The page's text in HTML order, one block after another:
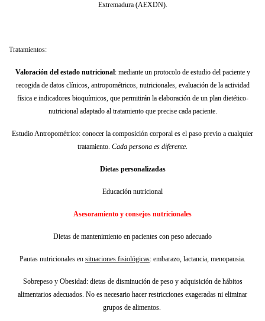
Extremadura (AEXDN).
Tratamientos:
Valoración del estado nutricional: mediante un protocolo de estudio del paciente y
recogida de datos clínicos, antropométricos, nutricionales, evaluación de la actividad
física e indicadores bioquímicos, que permitirán la elaboración de un plan dietético-
nutricional adaptado al tratamiento que precise cada paciente.
Estudio Antropométrico: conocer la composición corporal es el paso previo a cualquier
tratamiento. Cada persona es diferente.
Dietas personalizadas
Educación nutricional
Asesoramiento y consejos nutricionales
Dietas de mantenimiento en pacientes con peso adecuado
Pautas nutricionales en situaciones fisiológicas: embarazo, lactancia, menopausia.
Sobrepeso y Obesidad: dietas de disminución de peso y adquisición de hábitos
alimentarios adecuados. No es necesario hacer restricciones exageradas ni eliminar
grupos de alimentos.